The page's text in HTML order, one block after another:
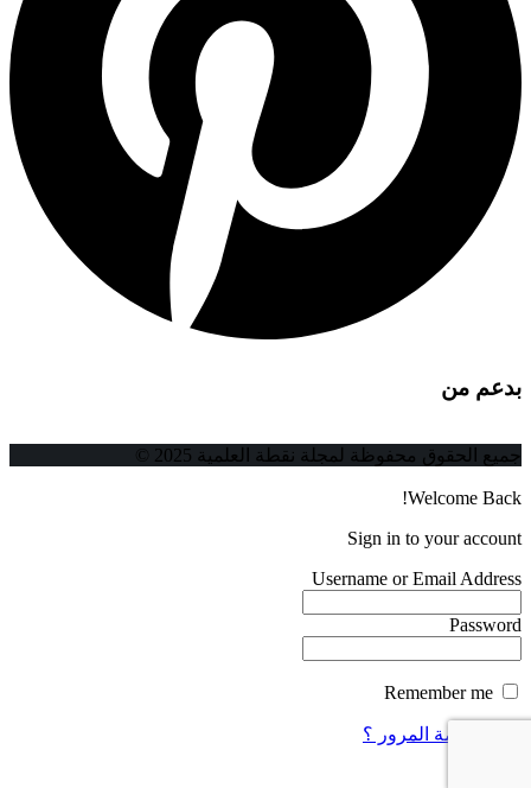
بدعم من
جميع الحقوق محفوظة لمجلة نقطة العلمية 2025 ©
Welcome Back!
Sign in to your account
Username or Email Address
Password
فقدت كلمة المرور ؟